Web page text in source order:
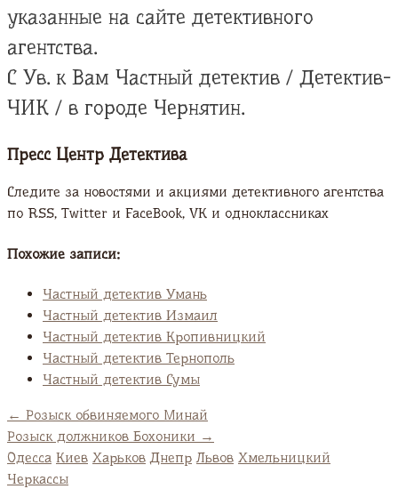
указанные на сайте детективного
агентства.
С Ув. к Вам Частный детектив / Детектив-
ЧИК / в городе Чернятин.
Пресс Центр Детектива
Следите за новостями и акциями детективного агентства
по RSS, Twitter и FaсeBook, VK и одноклассниках
Похожие записи:
Частный детектив Умань
Частный детектив Измаил
Частный детектив Кропивницкий
Частный детектив Тернополь
Частный детектив Сумы
← Розыск обвиняемого Минай
Розыск должников Бохоники →
Одесса Киев Харьков Днепр Львов Хмельницкий
Черкассы